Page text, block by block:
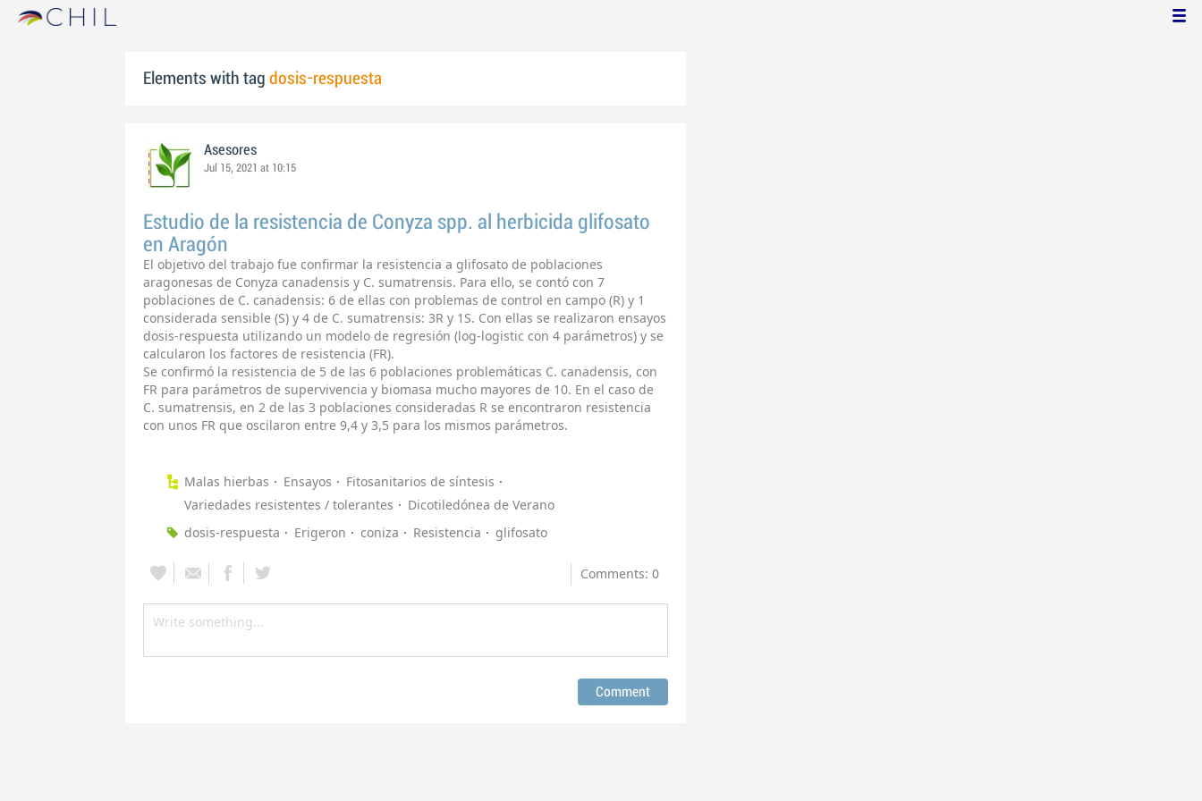
Elements with tag dosis-respuesta
Asesores
Jul 15, 2021 at 10:15
Estudio de la resistencia de Conyza spp. al herbicida glifosato
en Aragón
El objetivo del trabajo fue confirmar la resistencia a glifosato de poblaciones
aragonesas de Conyza canadensis y C. sumatrensis. Para ello, se contó con 7
poblaciones de C. canadensis: 6 de ellas con problemas de control en campo (R) y 1
considerada sensible (S) y 4 de C. sumatrensis: 3R y 1S. Con ellas se realizaron ensayos
dosis-respuesta utilizando un modelo de regresión (log-logistic con 4 parámetros) y se
calcularon los factores de resistencia (FR).
Se confirmó la resistencia de 5 de las 6 poblaciones problemáticas C. canadensis, con
FR para parámetros de supervivencia y biomasa mucho mayores de 10. En el caso de
C. sumatrensis, en 2 de las 3 poblaciones consideradas R se encontraron resistencia
con unos FR que oscilaron entre 9,4 y 3,5 para los mismos parámetros.
Malas hierbas Ensayos
Fitosanitarios de síntesis
Variedades resistentes / tolerantes
Dicotiledónea de Verano
dosis-respuesta
Erigeron coniza Resistencia glifosato
Comments: 0